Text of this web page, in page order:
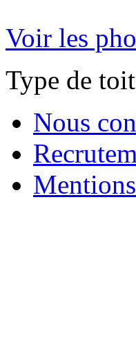
Voir les
Type de
Nous